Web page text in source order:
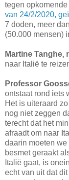
tegen
van 24/2/2020,
7 doden, meer
(50.000 mensen)
Martine Tanghe,
naar Italië te
Professor
ontstaat rond iets
Het is uiteraard
nog niet zeggen
terecht dat het
afraadt om naar
daarin moeten
besmet geraakt
Italië gaat, is
echt van uit dat